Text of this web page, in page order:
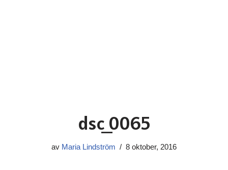
dsc_0065
av Maria Lindström 8 oktober, 2016